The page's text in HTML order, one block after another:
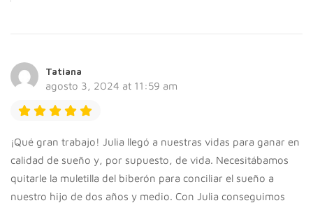
Tatiana
agosto 3, 2024 at 11:59 am
¡Qué gran trabajo! Julia llegó a nuestras vidas para ganar en
calidad de sueño y, por supuesto, de vida. Necesitábamos
quitarle la muletilla del biberón para conciliar el sueño a
nuestro hijo de dos años y medio. Con Julia conseguimos